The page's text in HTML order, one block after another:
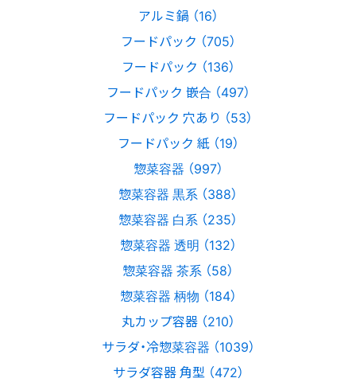
アルミ鍋 （16）
フードパック （705）
フードパック （136）
フードパック 嵌合 （497）
フードパック 穴あり （53）
フードパック 紙 （19）
惣菜容器 （997）
惣菜容器 黒系 （388）
惣菜容器 白系 （235）
惣菜容器 透明 （132）
惣菜容器 茶系 （58）
惣菜容器 柄物 （184）
丸カップ容器 （210）
サラダ・冷惣菜容器 （1039）
サラダ容器 角型 （472）